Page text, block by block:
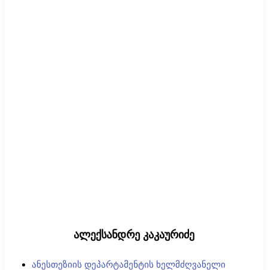
ალექსანდრე კაკაურიძე
ანესთეზიის დეპარტამენტის ხელმძღვანელი